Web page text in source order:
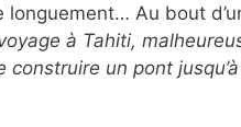
longuement… Au bout
à Tahiti,
un pont